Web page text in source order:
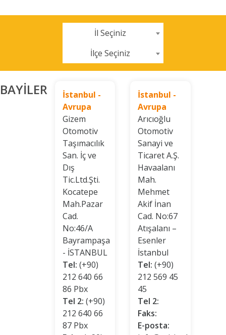
İl Seçiniz
İlçe Seçiniz
BAYİLER
İstanbul -
Avrupa
Gizem
Otomotiv
Taşımacılık
San. İç ve
Dış
Tic.Ltd.Şti.
Kocatepe
Mah.Pazar
Cad.
No:46/A
Bayrampaşa
- İSTANBUL
Tel: (+90)
212 640 66
86 Pbx
Tel 2: (+90)
212 640 66
87 Pbx
İstanbul -
Avrupa
Arıcıoğlu
Otomotiv
Sanayi ve
Ticaret A.Ş.
Havaalanı
Mah.
Mehmet
Akif İnan
Cad. No:67
Atışalanı –
Esenler
İstanbul
Tel: (+90)
212 569 45
45
Tel 2:
Faks:
E-posta: